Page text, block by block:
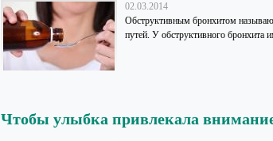
02.03.2014
Обструктивным бронхитом
путей. У обструктивного бронхита
Чтобы улыбка привлекала